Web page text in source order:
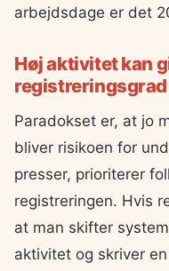
arbejdsdage er det
Høj aktivitet kan
registreringsgrad
Paradokset er, at jo
bliver risikoen for
presser, prioriterer
registreringen. Hvis
at man skifter
aktivitet og skriver